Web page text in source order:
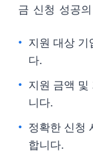
금 신청 성공
지원 대상 기
다.
지원 금액 및
니다.
정확한 신청
합니다.